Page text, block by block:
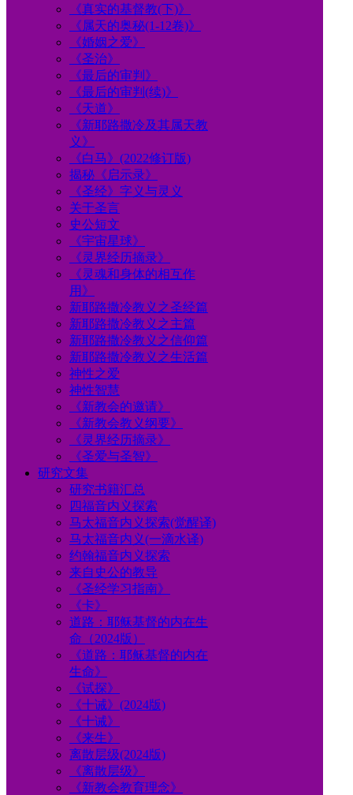
《真实的基督教(下)》
《属天的奥秘(1-12卷)》
《婚姻之爱》
《圣治》
《最后的审判》
《最后的审判(续)》
《天道》
《新耶路撒冷及其属天教
义》
《白马》(2022修订版)
揭秘《启示录》
《圣经》字义与灵义
关于圣言
史公短文
《宇宙星球》
《灵界经历摘录》
《灵魂和身体的相互作
用》
新耶路撒冷教义之圣经篇
新耶路撒冷教义之主篇
新耶路撒冷教义之信仰篇
新耶路撒冷教义之生活篇
神性之爱
神性智慧
《新教会的邀请》
《新教会教义纲要》
《灵界经历摘录》
《圣爱与圣智》
研究文集
研究书籍汇总
四福音内义探索
马太福音内义探索(觉醒译)
马太福音内义(一滴水译)
约翰福音内义探索
来自史公的教导
《圣经学习指南》
《卡》
道路：耶稣基督的内在生
命（2024版）
《道路：耶稣基督的内在
生命》
《试探》
《十诫》(2024版)
《十诫》
《来生》
离散层级(2024版)
《离散层级》
《新教会教育理念》